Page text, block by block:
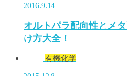
2016.9.14
オルトパラ配向性とメ
け方大全！
有機化学